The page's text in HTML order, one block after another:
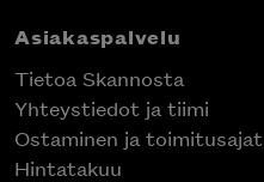
Asiakaspalvelu
Tietoa Skannosta
Yhteystiedot ja tiimi
Ostaminen ja toimitusajat
Hintatakuu